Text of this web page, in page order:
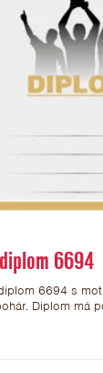
6694
6694 s
Diplom má
Tento univerzální